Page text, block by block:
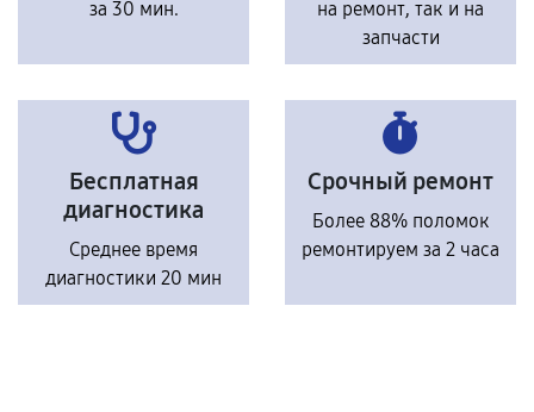
за 30 мин.
на ремонт, так и на
запчасти
Бесплатная
диагностика
Среднее время
диагностики 20 мин
Срочный ремонт
Более 88% поломок
ремонтируем за 2 часа